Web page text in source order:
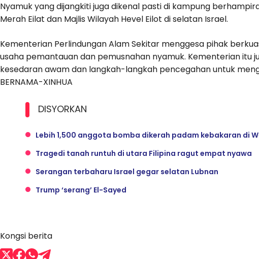
Nyamuk yang dijangkiti juga dikenal pasti di kampung
Merah Eilat dan Majlis Wilayah Hevel Eilot di selatan Israel.
Kementerian Perlindungan Alam Sekitar menggesa pihak
usaha pemantauan dan pemusnahan nyamuk. Kementerian itu
kesedaran awam dan langkah-langkah pencegahan untuk
BERNAMA-XINHUA
DISYORKAN
Lebih 1,500 anggota bomba dikerah padam kebakaran di
Tragedi tanah runtuh di utara Filipina ragut empat nyawa
Serangan terbaharu Israel gegar selatan Lubnan
Trump ‘serang’ El-Sayed
Kongsi berita